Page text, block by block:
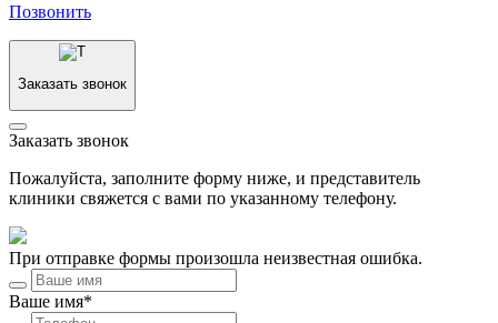
Позвонить
Заказать звонок
Заказать звонок
Пожалуйста, заполните форму ниже, и представитель
клиники свяжется с вами по указанному телефону.
При отправке формы произошла неизвестная ошибка.
Ваше имя*